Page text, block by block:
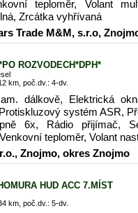
teploměr, Volant
Zrcátka vyhřívaná
Trade M&M, s.r.o,
ROZVODECH*DPH*
km, poč.dv.: 4-dv.
dálkově, Elektrická
systém ASR,
6x, Rádio přijímač,
teploměr, Volant
Znojmo, okres Znojmo
HUD ACC 7.MÍST
km, poč.dv.: 5-dv.